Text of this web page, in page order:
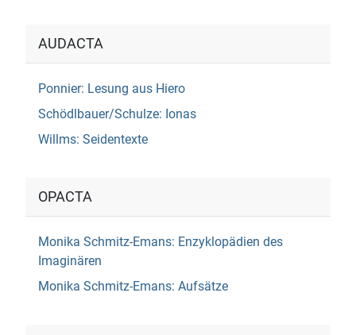
AUDACTA
Ponnier: Lesung aus Hiero
Schödlbauer/Schulze: Ionas
Willms: Seidentexte
OPACTA
Monika Schmitz-Emans: Enzyklopädien des
Imaginären
Monika Schmitz-Emans: Aufsätze